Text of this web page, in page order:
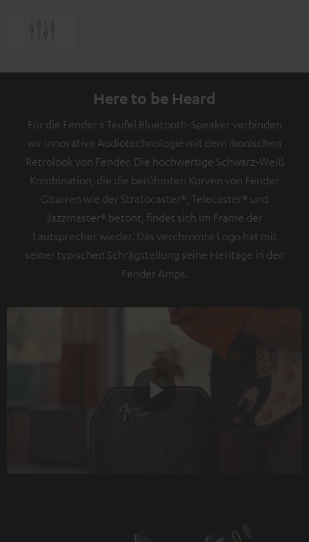
Here to be Heard
Für die Fender x Teufel Bluetooth-Speaker verbinden
wir innovative Audiotechnologie mit dem ikonischen
Retrolook von Fender. Die hochwertige Schwarz-Weiß
Kombination, die die berühmten Kurven von Fender
Gitarren wie der Stratocaster®, Telecaster® und
Jazzmaster® betont, findet sich im Frame der
Lautsprecher wieder. Das verchromte Logo hat mit
seiner typischen Schrägstellung seine Heritage in den
Fender Amps.